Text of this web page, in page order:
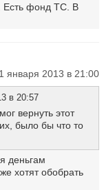
Есть фонд ТС. В
января 2013 в 21:00
в 20:57
вернуть этот
было бы что то
деньгам
хотят обобрать